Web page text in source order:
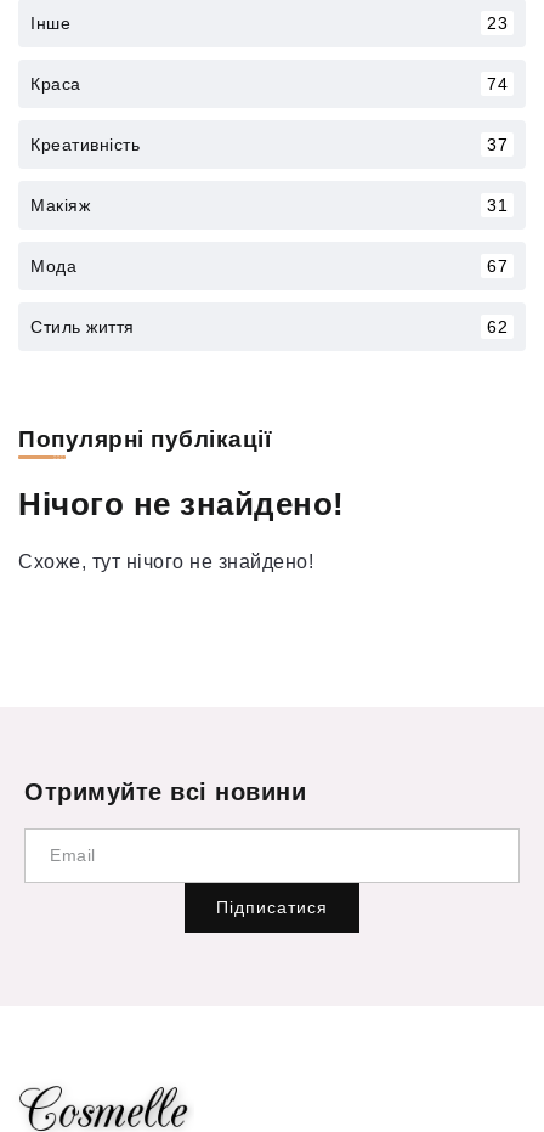
Інше 23
Краса 74
Креативність 37
Макіяж 31
Мода 67
Стиль життя 62
Популярні публікації
Нічого не знайдено!
Схоже, тут нічого не знайдено!
Отримуйте всі новини
Підписатися